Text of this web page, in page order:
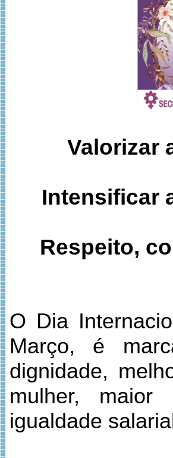
Valorizar
Intensificar
Respeito,
O Dia
Março, é
dignidade,
mulher,
igualdade